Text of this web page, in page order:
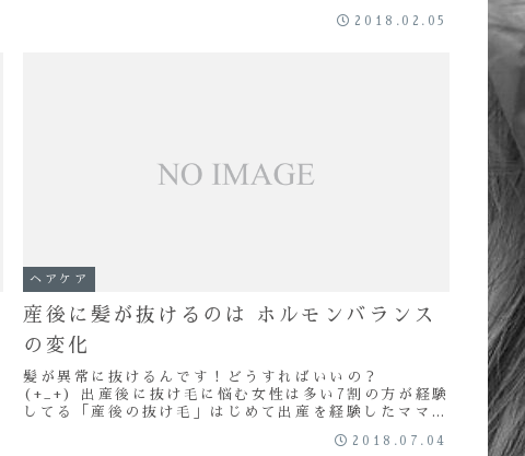
2018.02.05
ヘアケア
産後に髪が抜けるのは ホルモンバランス
の変化
髪が異常に抜けるんです！どうすればいいの？
(+_+) 出産後に抜け毛に悩む女性は多い7割の方が経験
してる「産後の抜け毛」はじめて出産を経験したママさ
2018.07.04